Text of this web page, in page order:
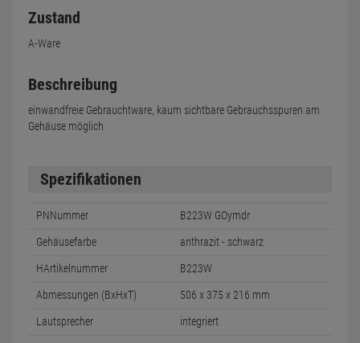
Zustand
A-Ware
Beschreibung
einwandfreie Gebrauchtware, kaum sichtbare Gebrauchsspuren am
Gehäuse möglich
Spezifikationen
PNNummer B223W GOymdr
Gehäusefarbe anthrazit - schwarz
HArtikelnummer B223W
Abmessungen (BxHxT) 506 x 375 x 216 mm
Lautsprecher integriert